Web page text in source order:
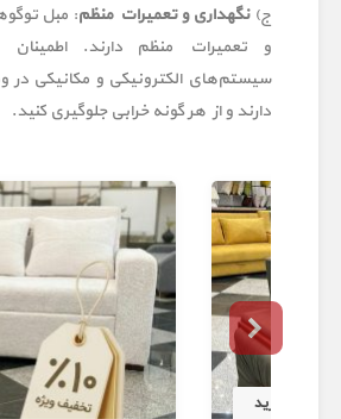
ج)نگهداری و تعمیرات منظم: مبل
و تعمیرات منظم دارند.
سیستم‌های الکترونیکی و مکانیکی در
دارند و از هر گونه خرابی جلوگیری کنید.